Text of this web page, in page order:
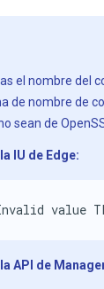
el nombre del
de nombre de
sean de
IU de Edge:
value
API de